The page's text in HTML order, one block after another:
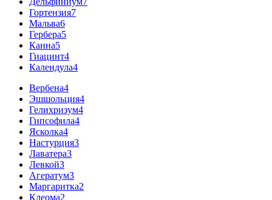
Гортензия7
Мальва6
Гербера5
Канна5
Гиацинт4
Календула4
Вербена4
Эшшольция4
Гелихризум4
Гипсофила4
Ясколка4
Настурция3
Лаватера3
Левкой3
Агератум3
Маргаритка2
Клеома2